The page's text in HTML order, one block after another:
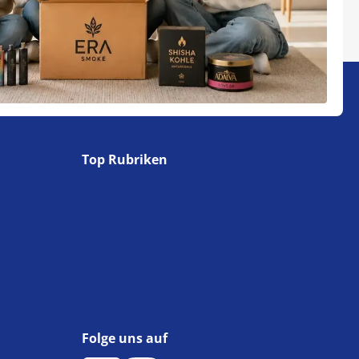
Top Rubriken
Folge uns auf